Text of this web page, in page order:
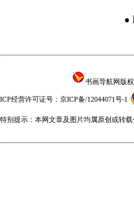
●
书画导航网版权
ICP经营许可证号：京ICP备/12044071号-1
特别提示：本网文章及图片均属原创或转